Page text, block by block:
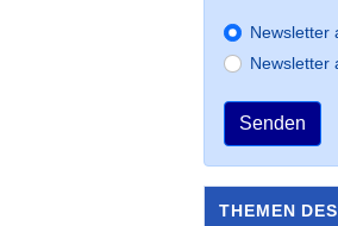
Newsletter
Newsletter
Senden
THEMEN